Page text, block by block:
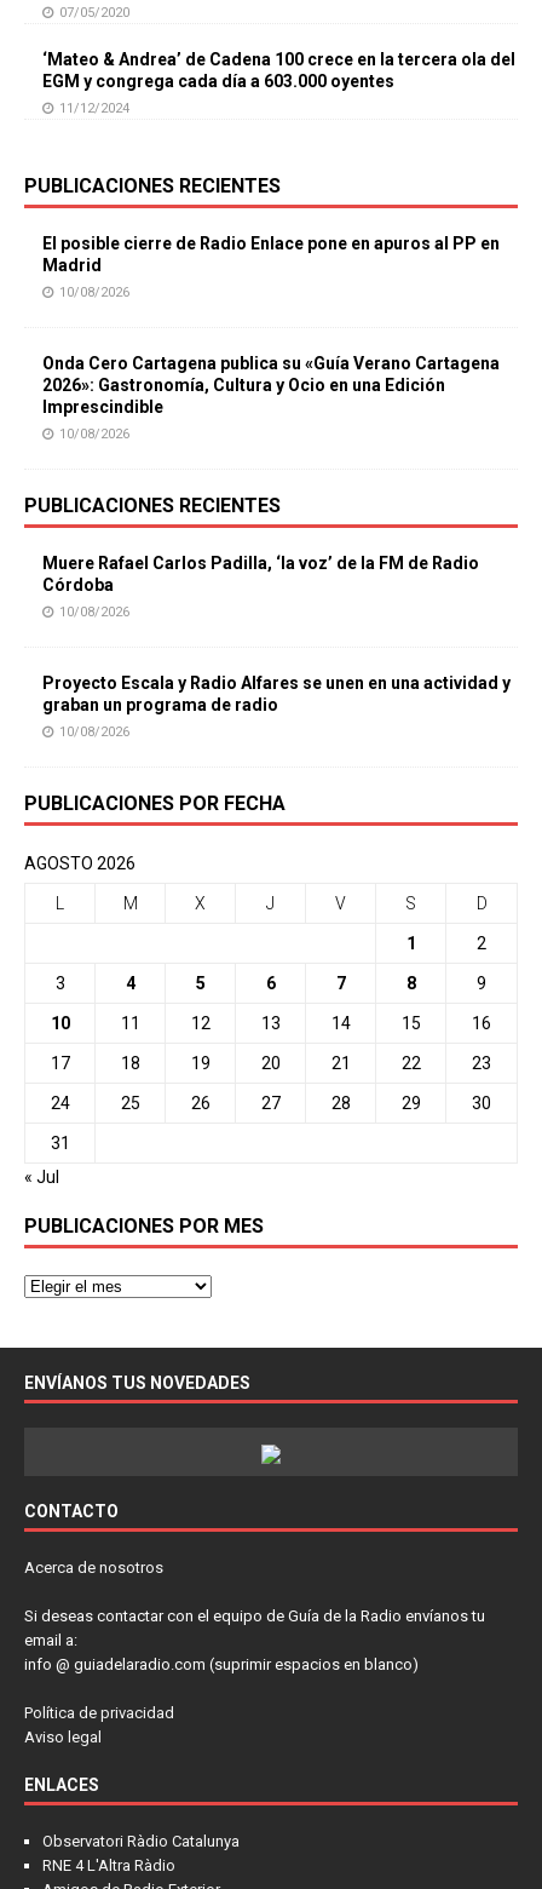
07/05/2020
‘Mateo & Andrea’ de Cadena 100 crece en la tercera ola del
EGM y congrega cada día a 603.000 oyentes
11/12/2024
PUBLICACIONES RECIENTES
El posible cierre de Radio Enlace pone en apuros al PP en
Madrid
10/08/2026
Onda Cero Cartagena publica su «Guía Verano Cartagena
2026»: Gastronomía, Cultura y Ocio en una Edición
Imprescindible
10/08/2026
PUBLICACIONES RECIENTES
Muere Rafael Carlos Padilla, ‘la voz’ de la FM de Radio
Córdoba
10/08/2026
Proyecto Escala y Radio Alfares se unen en una actividad y
graban un programa de radio
10/08/2026
PUBLICACIONES POR FECHA
AGOSTO 2026
M X J V S D
1 2
3 4 5 6 7 8 9
10 11 12 13 14 15 16
17 18 19 20 21 22 23
24 25 26 27 28 29 30
31
« Jul
PUBLICACIONES POR MES
ENVÍANOS TUS NOVEDADES
CONTACTO
Acerca de nosotros
Si deseas contactar con el equipo de Guía de la Radio envíanos tu
email a:
info @ guiadelaradio.com (suprimir espacios en blanco)
Política de privacidad
Aviso legal
ENLACES
Observatori Ràdio Catalunya
RNE 4 L'Altra Ràdio